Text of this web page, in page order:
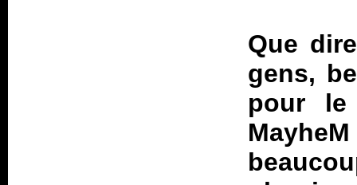
Que
gens,
pour le